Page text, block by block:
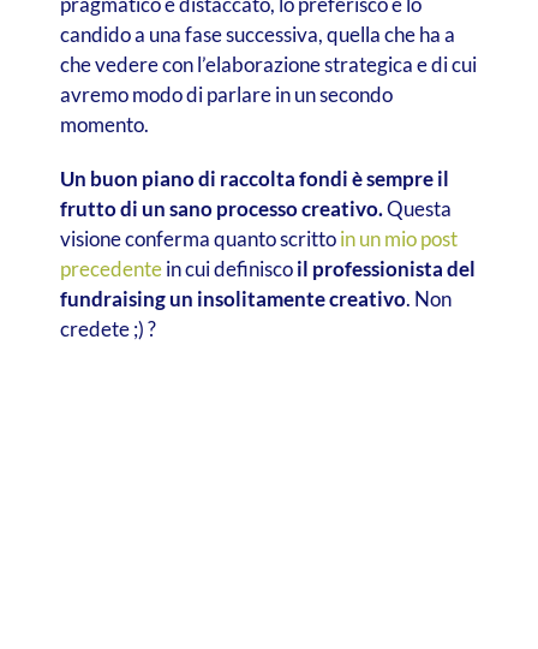
candido a una fase successiva, quella che ha a
che vedere con l’elaborazione strategica e di cui
avremo modo di parlare in un secondo
momento.
Un buon piano di raccolta fondi è sempre il
frutto di un sano processo creativo.Questa
visione conferma quanto scrittoin un mio post
precedentein cui definiscoil professionista del
fundraising un insolitamente creativo. Non
credete ;) ?